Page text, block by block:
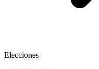
Elecciones